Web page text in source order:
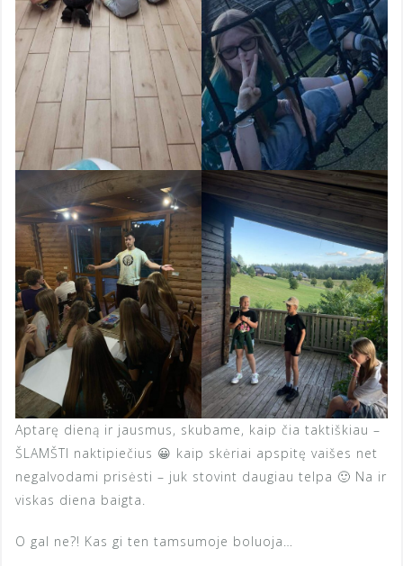
Aptarę dieną ir jausmus, skubame, kaip čia taktiškiau –
ŠLAMŠTI naktipiečius 😀 kaip skėriai apspitę vaišes net
negalvodami prisėsti – juk stovint daugiau telpa 🙂 Na ir
viskas diena baigta.
O gal ne?! Kas gi ten tamsumoje boluoja…